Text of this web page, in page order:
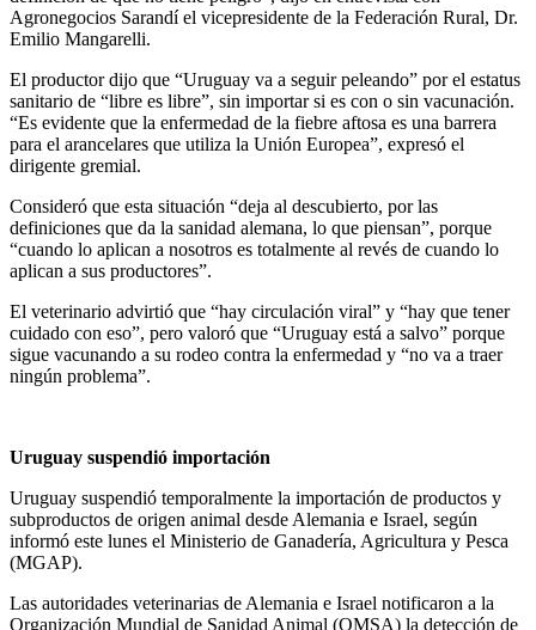
Agronegocios Sarandí el vicepresidente de la Federación Rural, Dr.
Emilio Mangarelli.
El productor dijo que “Uruguay va a seguir peleando” por el estatus
sanitario de “libre es libre”, sin importar si es con o sin vacunación.
“Es evidente que la enfermedad de la fiebre aftosa es una barrera
para el arancelares que utiliza la Unión Europea”, expresó el
dirigente gremial.
Consideró que esta situación “deja al descubierto, por las
definiciones que da la sanidad alemana, lo que piensan”, porque
“cuando lo aplican a nosotros es totalmente al revés de cuando lo
aplican a sus productores”.
El veterinario advirtió que “hay circulación viral” y “hay que tener
cuidado con eso”, pero valoró que “Uruguay está a salvo” porque
sigue vacunando a su rodeo contra la enfermedad y “no va a traer
ningún problema”.
Uruguay suspendió importación
Uruguay suspendió temporalmente la importación de productos y
subproductos de origen animal desde Alemania e Israel, según
informó este lunes el Ministerio de Ganadería, Agricultura y Pesca
(MGAP).
Las autoridades veterinarias de Alemania e Israel notificaron a la
Organización Mundial de Sanidad Animal (OMSA) la detección de